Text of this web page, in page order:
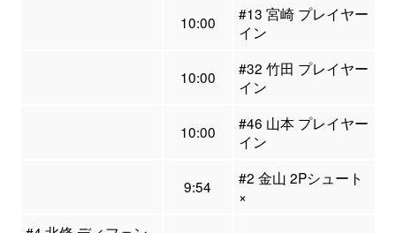
10:00
#13 宮崎 プレイヤー
イン
10:00
#32 竹田 プレイヤー
イン
10:00
#46 山本 プレイヤー
イン
9:54
#2 金山 2Pシュート
×